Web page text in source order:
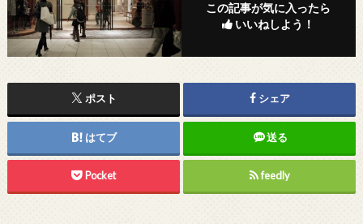
この記事が気に入ったら
いいねしよう！
ポスト シェア
はてブ 送る
Pocket feedly